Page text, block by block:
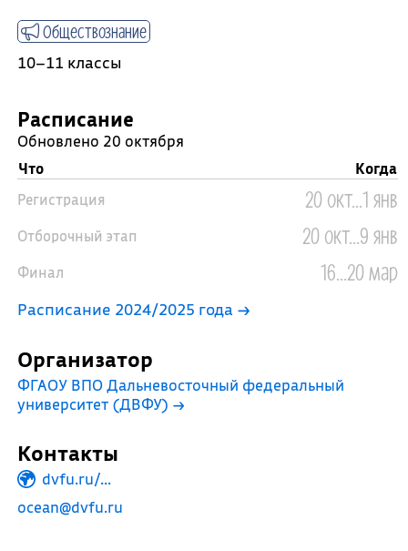
Обществознание
10–11 классы
Расписание
Обновлено 20 октября
Что
Когда
Регистрация
20 окт...1 янв
Отборочный этап 20 окт...9 янв
Финал 16...20 мар
Расписание 2024/2025 года →
Организатор
ФГАОУ ВПО Дальневосточный федеральный
университет (ДВФУ) →
Контакты
dvfu.ru/...
ocean@dvfu.ru